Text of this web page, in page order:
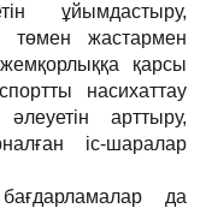
ұйымдастыру,
төмен жастармен
қарсы
насихаттау
арттыру,
іс-шаралар
да